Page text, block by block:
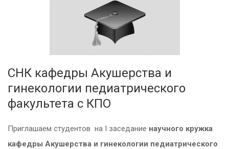
СНК кафедры Акушерства и
гинекологии педиатрического
факультета с КПО
Приглашаем студентов на I заседание научного кружка
кафедры Акушерства и гинекологии педиатрического